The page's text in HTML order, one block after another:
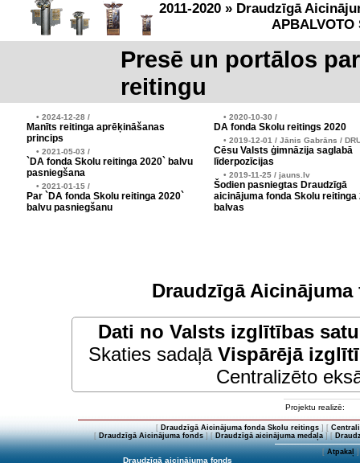
2011-2020 » Draudzīgā
APBALVOTO
Presē un portālos
reitingu
• 2024-12-28 /
Manīts reitinga aprēķināšanas
princips
• 2021-05-03 /
`DA fonda Skolu reitinga 2020` balvu
pasniegšana
• 2021-01-15 /
Par `DA fonda Skolu reitinga 2020`
balvu pasniegšanu
• 2020-10-30 /
DA fonda Skolu reitings 2020
• 2019-12-01 / Jānis Gabrāns /
Cēsu Valsts ģimnāzija saglabā
līderpozīcijas
• 2019-11-25 / jauns.lv
Šodien pasniegtas Draudzīgā
aicinājuma fonda Skolu reitinga
balvas
Draudzīgā
Dati no Valsts izglītības
Skaties sadaļā Vispārējā
Centralizēto
Projektu realizē:
[ Draudzīgā Aicinājuma fonda Skolu reitings] [
[Draudzīgā Aicinājuma fonds] [Draudzīgā aicinājuma medaļa] [
[Atpakaļ]
Draudzīgā aicinājuma fonds